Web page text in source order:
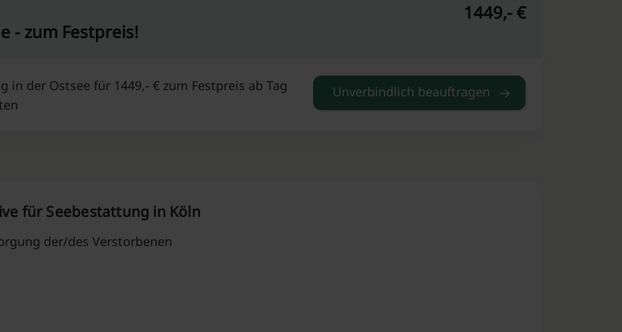
- zum Festpreis!
1449,- €
der Ostsee für 1449,- € zum Festpreis ab Tag
Unverbindlich beauftragen
für Seebestattung in Köln
der/des Verstorbenen